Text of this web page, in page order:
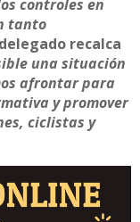
controles en
tanto
recalca
una situación
afrontar para
y promover
ciclistas y